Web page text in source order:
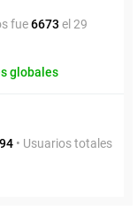
fue6673 el 29
globales
• Usuarios totales